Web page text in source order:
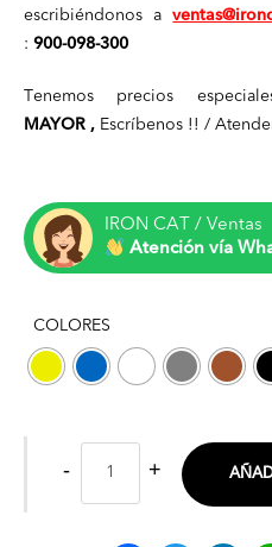
escribiéndonos a
: 900-098-300
Tenemos precios
MAYOR , Escríbenos !! /
IRON CAT / Ventas
Atención vía
COLORES